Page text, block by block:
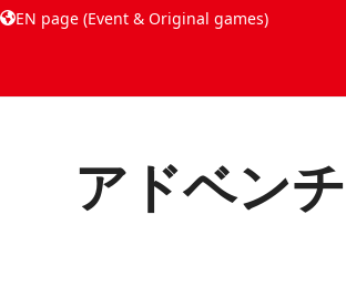
EN page (Event & Original games)
アドベン